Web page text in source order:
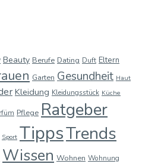
Beauty Berufe Dating Duft Eltern
Garten Gesundheit Haut
Kleidung Kleidungsstück Küche
Pflege Ratgeber
Sport TippsTrends
Wissen Wohnen Wohnung